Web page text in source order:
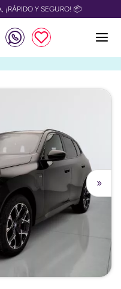
¡RÁPIDO Y SEGURO! 📦
»